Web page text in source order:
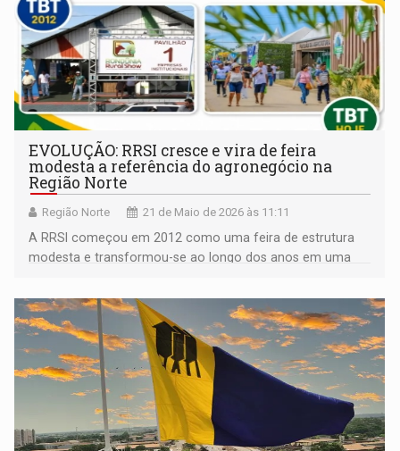
EVOLUÇÃO: RRSI cresce e vira de feira
modesta a referência do agronegócio na
Região Norte
Região Norte 21 de Maio de 2026 às 11:11
A RRSI começou em 2012 como uma feira de estrutura
modesta e transformou-se ao longo dos anos em uma
produtores e investidores de várias regiões do Brasil e do
mundo